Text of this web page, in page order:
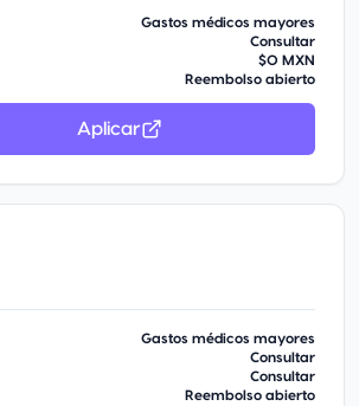
Gastos médicos mayores
Consultar
$0 MXN
Reembolso abierto
Aplicar
Gastos médicos mayores
Consultar
Consultar
Reembolso abierto